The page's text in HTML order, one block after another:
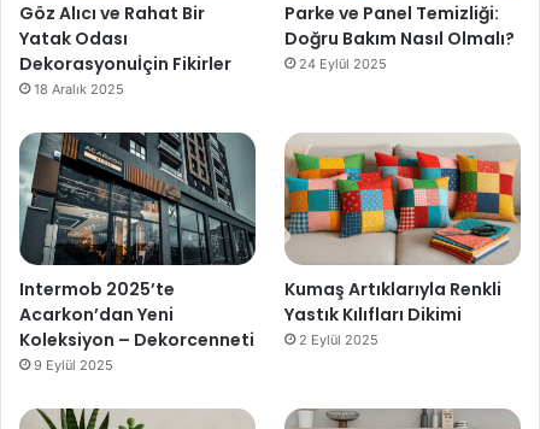
Göz Alıcı ve Rahat Bir
Yatak Odası
Dekorasyonuİçin Fikirler
18 Aralık 2025
Parke ve Panel Temizliği:
Doğru Bakım Nasıl Olmalı?
24 Eylül 2025
Intermob 2025’te
Acarkon’dan Yeni
Koleksiyon – Dekorcenneti
9 Eylül 2025
Kumaş Artıklarıyla Renkli
Yastık Kılıfları Dikimi
2 Eylül 2025